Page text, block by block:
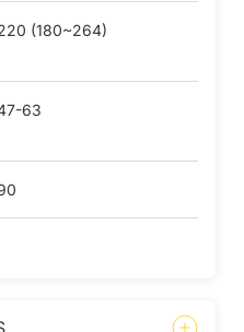
(180~264)
63